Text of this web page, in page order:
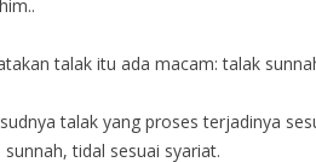
talak itu ada macam: talak
talak yang proses terjadinya
tidal sesuai syariat.